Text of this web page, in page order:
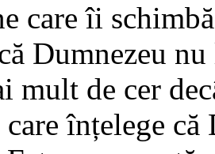
care îi
Dumnezeu
mult de cer
înțelege că